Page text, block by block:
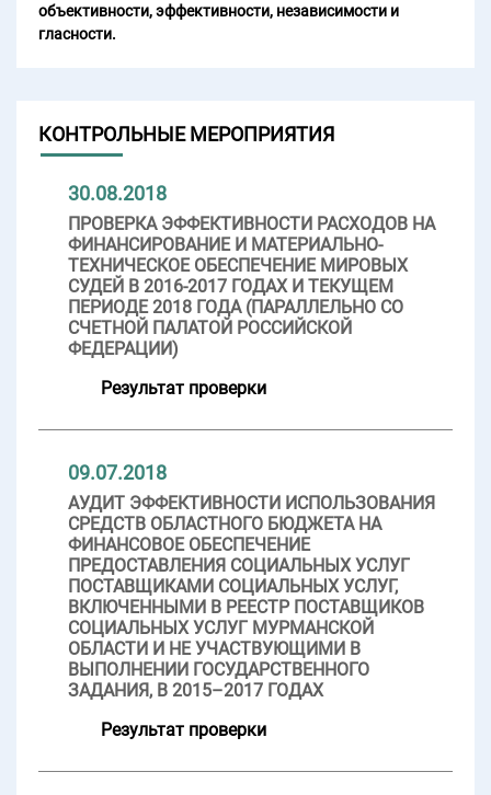
объективности, эффективности, независимости и
гласности.
КОНТРОЛЬНЫЕ МЕРОПРИЯТИЯ
30.08.2018
ПРОВЕРКА ЭФФЕКТИВНОСТИ РАСХОДОВ НА
ФИНАНСИРОВАНИЕ И МАТЕРИАЛЬНО-
ТЕХНИЧЕСКОЕ ОБЕСПЕЧЕНИЕ МИРОВЫХ
СУДЕЙ В 2016-2017 ГОДАХ И ТЕКУЩЕМ
ПЕРИОДЕ 2018 ГОДА (ПАРАЛЛЕЛЬНО СО
СЧЕТНОЙ ПАЛАТОЙ РОССИЙСКОЙ
ФЕДЕРАЦИИ)
Результат проверки
09.07.2018
АУДИТ ЭФФЕКТИВНОСТИ ИСПОЛЬЗОВАНИЯ
СРЕДСТВ ОБЛАСТНОГО БЮДЖЕТА НА
ФИНАНСОВОЕ ОБЕСПЕЧЕНИЕ
ПРЕДОСТАВЛЕНИЯ СОЦИАЛЬНЫХ УСЛУГ
ПОСТАВЩИКАМИ СОЦИАЛЬНЫХ УСЛУГ,
ВКЛЮЧЕННЫМИ В РЕЕСТР ПОСТАВЩИКОВ
СОЦИАЛЬНЫХ УСЛУГ МУРМАНСКОЙ
ОБЛАСТИ И НЕ УЧАСТВУЮЩИМИ В
ВЫПОЛНЕНИИ ГОСУДАРСТВЕННОГО
ЗАДАНИЯ, В 2015–2017 ГОДАХ
Результат проверки